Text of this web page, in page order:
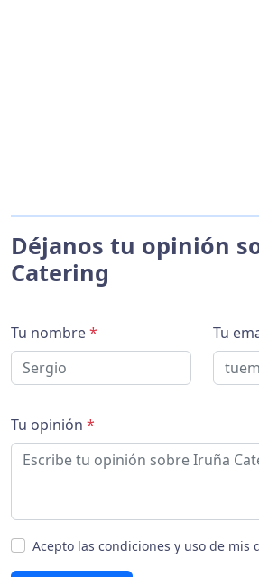
Déjanos tu opinión
Catering
Tu nombre* Tu
Tu opinión *
Acepto las condiciones y uso de mis